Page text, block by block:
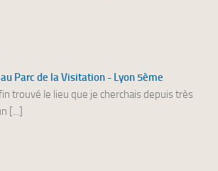
au Parc de la Visitation - Lyon 5ème
trouvé le lieu que je cherchais depuis très
[...]